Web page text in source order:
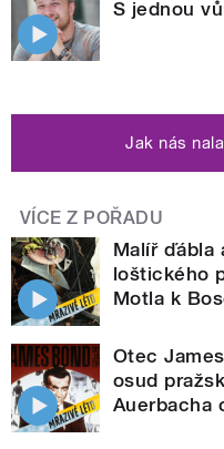
S jednou
Jak nás
VÍCE Z POŘADU
Malíř ďábla
loštického
Motla k
Otec
osud
Auerbacha